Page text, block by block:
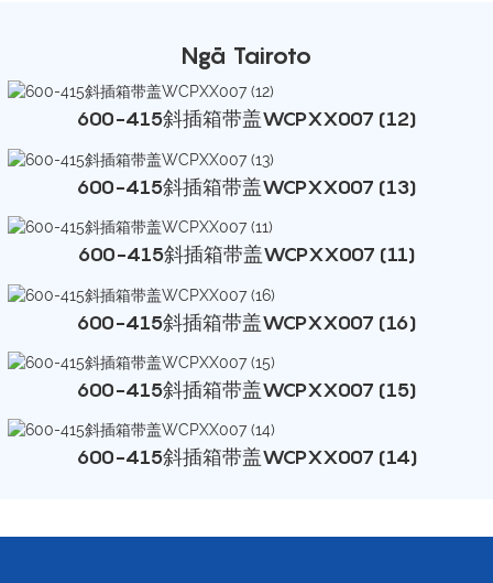
Ngā Tairoto
600-415斜插箱带盖WCPXX007 (12)
600-415斜插箱带盖WCPXX007 (13)
600-415斜插箱带盖WCPXX007 (11)
600-415斜插箱带盖WCPXX007 (16)
600-415斜插箱带盖WCPXX007 (15)
600-415斜插箱带盖WCPXX007 (14)